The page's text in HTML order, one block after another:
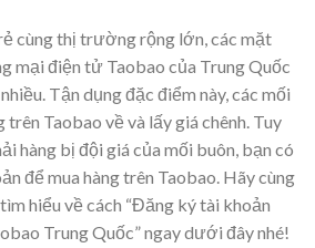
cùng thị trường rộng lớn, các mặt
mại điện tử Taobao của Trung Quốc
Tận dụng đặc điểm này, các mối
Taobao về và lấy giá chênh. Tuy
hàng bị đội giá của mối buôn, bạn có
để mua hàng trên Taobao. Hãy cùng
hiểu về cách “Đăng ký tài khoản
Trung Quốc” ngay dưới đây nhé!